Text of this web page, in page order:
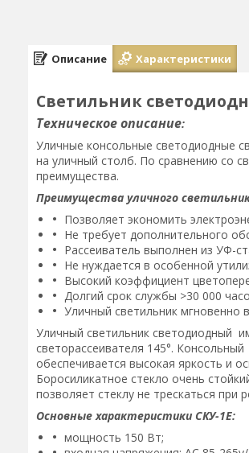
Описание Характеристики
Светильник
Техническое описание:
Уличные консольные светодиодные
на уличный столб. По сравнению со
преимущества.
Преимущества уличного
Позволяет экономить
Не требует дополнительного
Рассеиватель выполнен из УФ-
Не нуждается в особенной
Высокий коэффициент
Долгий срок службы >30 000
Уличный светильник мгновенно
Уличный светильник светодиодный
светорассеивателя 145°.
обеспечивается высокая яркость и
Боросиликатное стекло очень
позволяет стеклу не трескаться при
Основные характеристики СКУ-1Е:
мощность 150 Вт;